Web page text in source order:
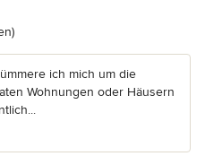
von 5 Sternen
ich mich um die
Wohnungen oder Häusern